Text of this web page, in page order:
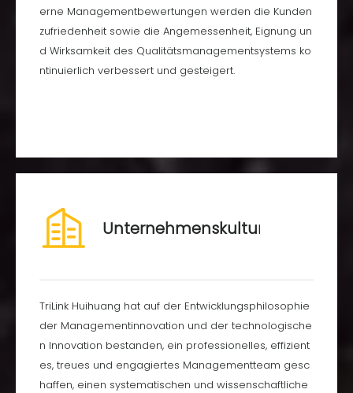
erne Managementbewertungen werden die Kunden
zufriedenheit sowie die Angemessenheit, Eignung un
d Wirksamkeit des Qualitätsmanagementsystems ko
ntinuierlich verbessert und gesteigert.
Unternehmenskultur
TriLink Huihuang hat auf der Entwicklungsphilosophie
der Managementinnovation und der technologische
n Innovation bestanden, ein professionelles, effizient
es, treues und engagiertes Managementteam gesc
haffen, einen systematischen und wissenschaftliche